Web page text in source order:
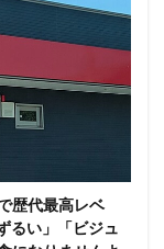
歴代最高レベ
るい」「ビジュ